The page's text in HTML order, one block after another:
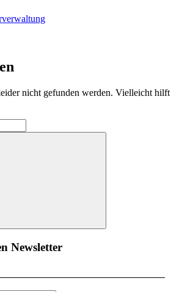
nicht gefunden werden. Vielleicht hilft
Suchen
Newsletter